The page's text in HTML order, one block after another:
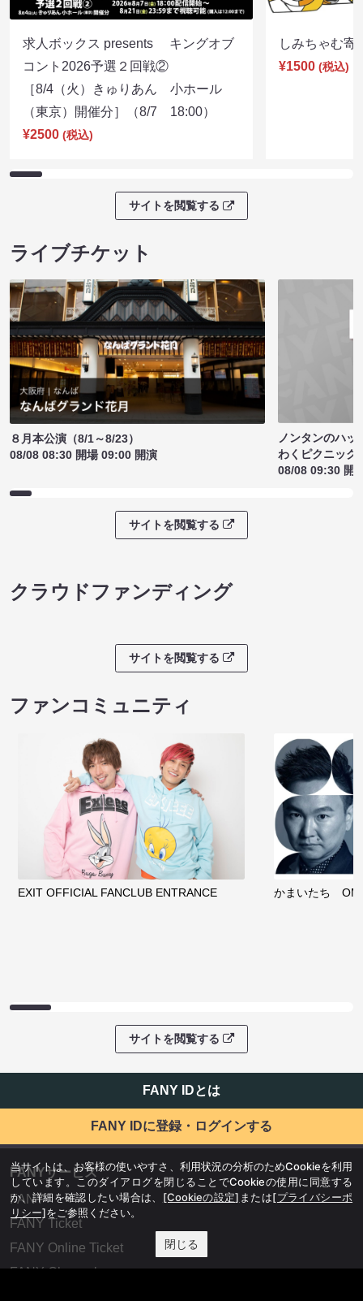
求人ボックス presents キングオブ
コント2026予選２回戦②
［8/4（火）きゅりあん 小ホール
（東京）開催分］（8/7 18:00）
¥2500 (税込)
しみちゃむ
¥1500 (税込)
サイトを閲覧する
ライブチケット
８月本公演（8/1～8/23）
08/08 08:30 開場 09:00 開演
ノンタンのハッ
わくピクニック
08/08 09:30 開
サイトを閲覧する
クラウドファンディング
サイトを閲覧する
ファンコミュニティ
EXIT OFFICIAL FANCLUB ENTRANCE かまいたち
サイトを閲覧する
FANY IDとは
FANY IDに登録・ログインする
FANYサービス
FANY
FANY Ticket
FANY Online Ticket
FANY Channel
当サイトは、お客様の使いやすさ、利用状況の分析のためCookieを利用
しています。このダイアログを閉じることでCookieの使用に同意する
か、詳細を確認したい場合は、 [Cookieの設定] または[プライバシーポ
リシー]をご参照ください。
閉じる